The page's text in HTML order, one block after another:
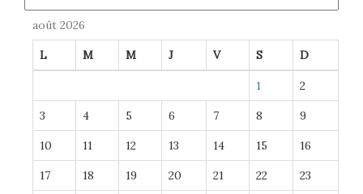
août 2026
L M M J V S D
1 2
3 4 5 6 7 8 9
10 11 12 13 14 15 16
17 18 19 20 21 22 23